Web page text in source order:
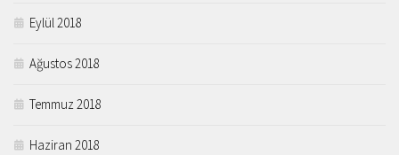
Eylül 2018
Ağustos 2018
Temmuz 2018
Haziran 2018